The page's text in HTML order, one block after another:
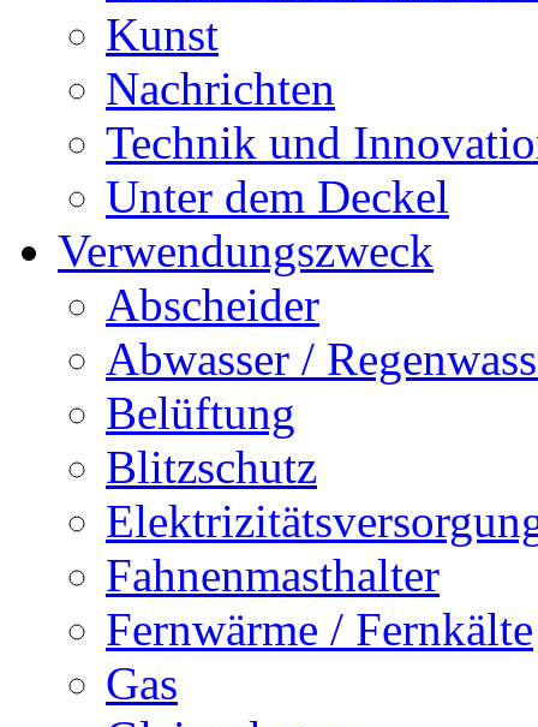
Kunst
Nachrichten
Technik und
Unter dem Deckel
Verwendungszweck
Abscheider
Abwasser /
Belüftung
Blitzschutz
Fahnenmasthalter
Fernwärme / Fernkälte
Gas